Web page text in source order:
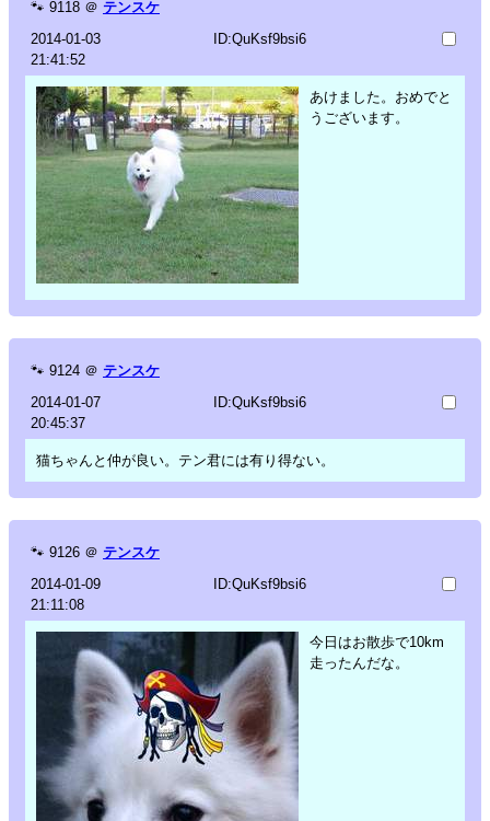
🐾 9118 ＠ テンスケ
2014-01-03
21:41:52
ID:QuKsf9bsi6
あけました。おめでと
うございます。
🐾 9124 ＠ テンスケ
2014-01-07
20:45:37
ID:QuKsf9bsi6
猫ちゃんと仲が良い。テン君には有り得ない。
🐾 9126 ＠ テンスケ
2014-01-09
21:11:08
ID:QuKsf9bsi6
今日はお散歩で10km
走ったんだな。